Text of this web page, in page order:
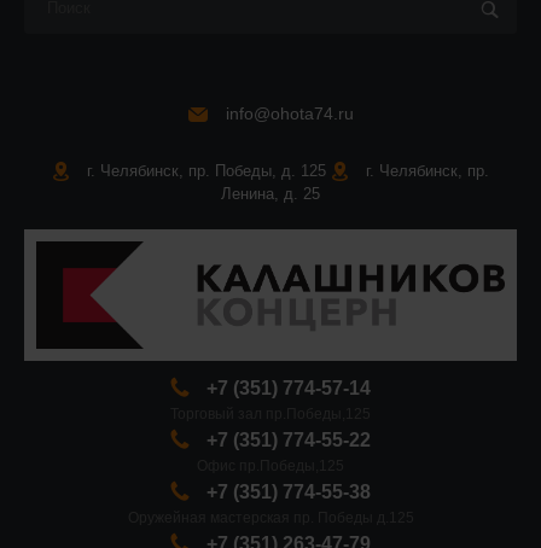
info@ohota74.ru
г. Челябинск, пр. Победы, д. 125
г. Челябинск, пр.
Ленина, д. 25
+7 (351) 774-57-14
+7 (351) 774-55-22
+7 (351) 774-55-38
+7 (351) 263-47-79